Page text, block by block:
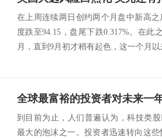
在上周连续两日创约两个月盘中新高
度跌至94.15，盘尾下跌0.317%。在此
月，直到9月初才稍有起色，这一个月
全球最富裕的投资者对未来一
到目前为止，人们普遍认为，科技类
最大的泡沫之一。投资者迅速转向这